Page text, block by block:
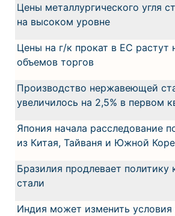
Цены металлургического угля
на высоком уровне
Цены на г/к прокат в ЕС растут
объемов торгов
Производство нержавеющей
увеличилось на 2,5% в первом
Япония начала расследование
из Китая, Тайваня и Южной
Бразилия продлевает политику
стали
Индия может изменить условия